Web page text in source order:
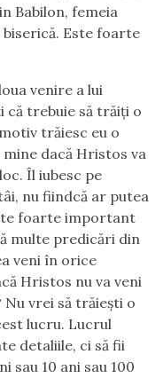
Babilon, femeia
Este foarte
venire a lui
că trebuie să trăiţi o
trăiesc eu o
dacă Hristos va
Îl iubesc pe
nu fiindcă ar putea
foarte important
multe predicări din
veni în orice
Hristos nu va veni
Nu vrei să trăieşti o
lucru. Lucrul
detaliile, ci să fii
sau 10 ani sau 100